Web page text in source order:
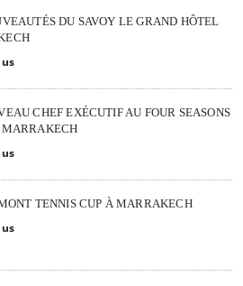
DU SAVOY LE GRAND HÔTEL
CHEF EXÉCUTIF AU FOUR SEASONS
MARRAKECH
TENNIS CUP À MARRAKECH